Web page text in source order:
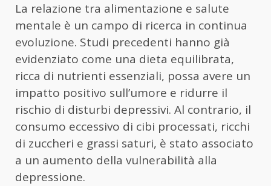
La relazione tra alimentazione e salute
mentale è un campo di ricerca in continua
evoluzione. Studi precedenti hanno già
evidenziato come una dieta equilibrata,
ricca di nutrienti essenziali, possa avere un
impatto positivo sull’umore e ridurre il
rischio di disturbi depressivi. Al contrario, il
consumo eccessivo di cibi processati, ricchi
di zuccheri e grassi saturi, è stato associato
a un aumento della vulnerabilità alla
depressione.